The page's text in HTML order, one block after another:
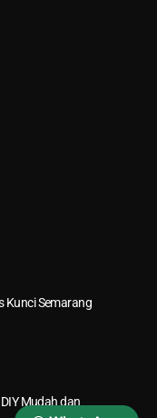
Kunci Semarang
Mudah dan